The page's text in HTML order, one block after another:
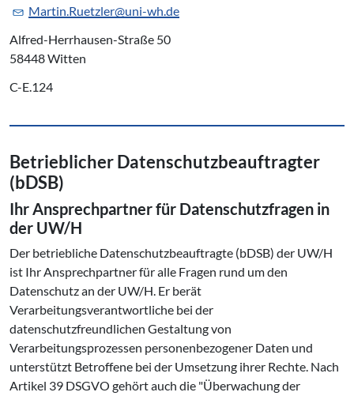
Martin.Ruetzler@uni-wh.de
Alfred-Herrhausen-Straße 50
58448 Witten
C-E.124
Be­trieb­li­cher Da­ten­schutz­be­auf­trag­ter
(bDSB)
Ihr An­sprech­part­ner für Da­ten­schutz­fra­gen in
der UW/H
Der betriebliche Datenschutzbeauftragte (bDSB) der UW/H
ist Ihr Ansprechpartner für alle Fragen rund um den
Datenschutz an der UW/H. Er berät
Verarbeitungsverantwortliche bei der
datenschutzfreundlichen Gestaltung von
Verarbeitungsprozessen personenbezogener Daten und
unterstützt Betroffene bei der Umsetzung ihrer Rechte. Nach
Artikel 39 DSGVO gehört auch die "Überwachung der